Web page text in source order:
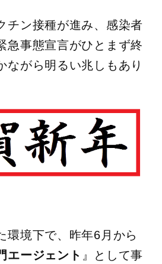
チン接種が進み、感染者
急事態宣言がひとまず終
ながら明るい兆しもあり
環境下で、昨年6月から
エージェント 』として事